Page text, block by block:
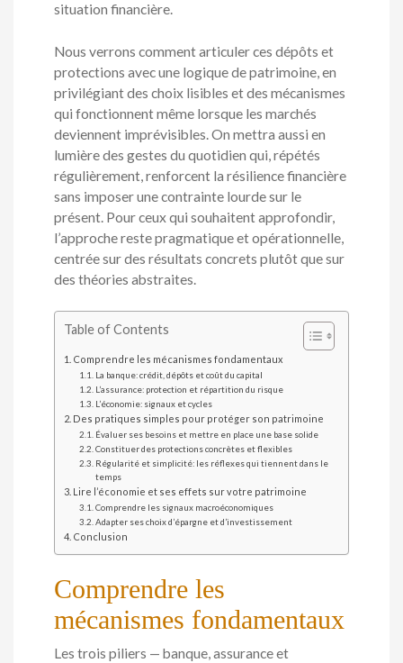
situation financière.
Nous verrons comment articuler ces dépôts et
protections avec une logique de patrimoine, en
privilégiant des choix lisibles et des mécanismes
qui fonctionnent même lorsque les marchés
deviennent imprévisibles. On mettra aussi en
lumière des gestes du quotidien qui, répétés
régulièrement, renforcent la résilience financière
sans imposer une contrainte lourde sur le
présent. Pour ceux qui souhaitent approfondir,
l’approche reste pragmatique et opérationnelle,
centrée sur des résultats concrets plutôt que sur
des théories abstraites.
Table of Contents
Comprendre les mécanismes fondamentaux
La banque: crédit, dépôts et coût du capital
L’assurance: protection et répartition du risque
L’économie: signaux et cycles
Des pratiques simples pour protéger son patrimoine
Évaluer ses besoins et mettre en place une base solide
Constituer des protections concrètes et flexibles
Régularité et simplicité: les réflexes qui tiennent dans le
temps
Lire l’économie et ses effets sur votre patrimoine
Comprendre les signaux macroéconomiques
Adapter ses choix d’épargne et d’investissement
Conclusion
Comprendre les
mécanismes fondamentaux
Les trois piliers — banque, assurance et